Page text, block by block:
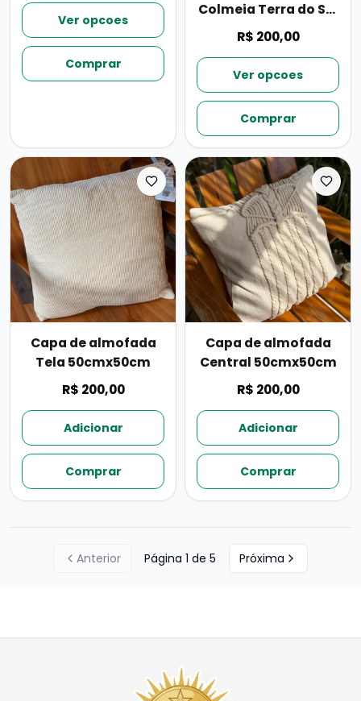
Ver opcoes
Comprar
Colmeia Terra do Sol
50cmx50cm
R$ 200,00
Ver opcoes
Comprar
Capa de almofada
Tela 50cmx50cm
R$ 200,00
Adicionar
Comprar
Capa de almofada
Central 50cmx50cm
R$ 200,00
Adicionar
Comprar
Anterior Página 1 de 5 Próxima